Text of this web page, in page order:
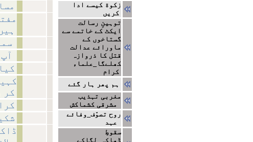
کر
!
زکوة کیسے ادا
کریں
توہینِ رسالت
ایکٹ کے خاتمے سے
گستاخوں کے
ماورائے عدالت
قتل کا ذروازہ
کھلےگا_علماء
کرام
ہم پھر ہار گئے
مغربی تہذیب
روح تصوّف_وفائے
سقوطِ
ڈھاکہ_لگاکے